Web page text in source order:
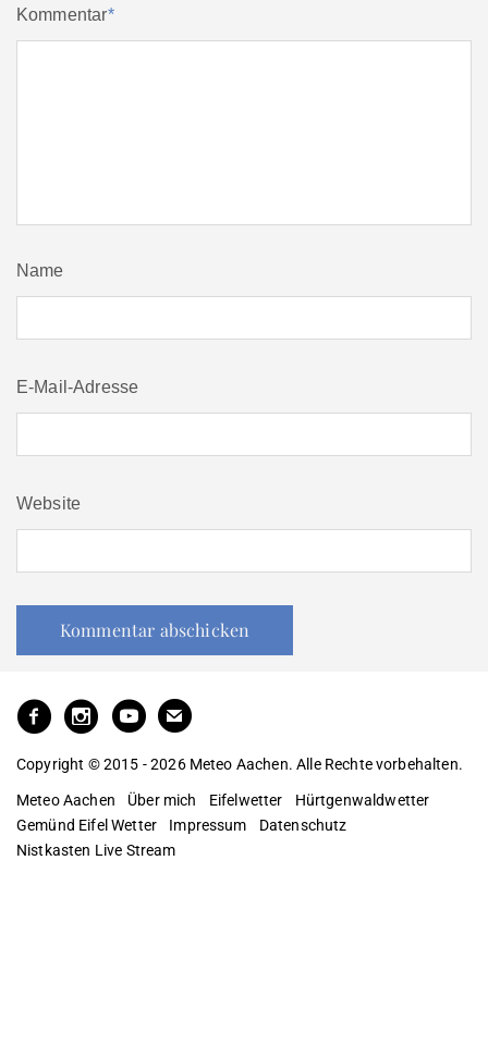
Kommentar*
Name
E-Mail-Adresse
Website
Copyright © 2015 - 2026 Meteo Aachen. Alle Rechte vorbehalten.
Meteo Aachen Über mich Eifelwetter
Hürtgenwaldwetter
Gemünd Eifel Wetter
Impressum
Datenschutz
Nistkasten Live Stream